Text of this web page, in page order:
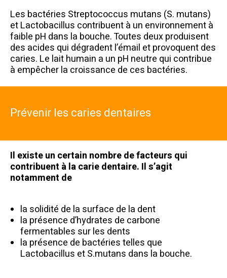
Les bactéries Streptococcus mutans (S. mutans)
et Lactobacillus contribuent à un environnement à
faible pH dans la bouche. Toutes deux produisent
des acides qui dégradent l’émail et provoquent des
caries. Le lait humain a un pH neutre qui contribue
à empêcher la croissance de ces bactéries.
Prévenir les caries dentaires
Il existe un certain nombre de facteurs qui
contribuent à la carie dentaire. Il s’agit
notamment de
la solidité de la surface de la dent
la présence d’hydrates de carbone
fermentables sur les dents
la présence de bactéries telles que
Lactobacillus et S.mutans dans la bouche.